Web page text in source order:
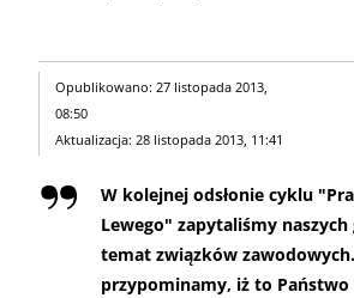
Opublikowano: 27 listopada 2013,
08:50
Aktualizacja: 28 listopada 2013, 11:41
W kolejnej odsłonie cyklu
Lewego" zapytaliśmy naszych
temat związków
przypominamy, iż to Państwo